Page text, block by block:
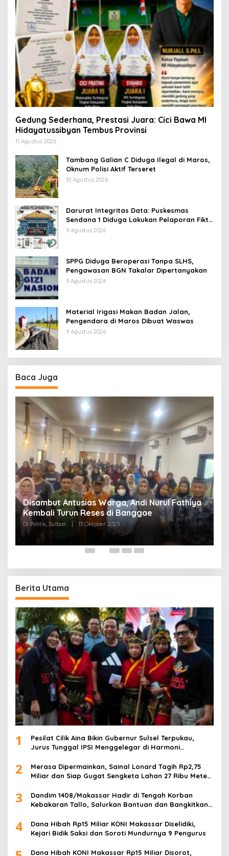
Gedung Sederhana, Prestasi Juara: Cici Bawa MI
Hidayatussibyan Tembus Provinsi
11 Agustus 2026
Tambang Galian C Diduga Ilegal di Maros,
Oknum Polisi Aktif Terseret
10 Agustus 2026
Darurat Integritas Data: Puskesmas
Sendana 1 Diduga Lakukan Pelaporan Fiktif
Cek Kesehatan Gratis Demi Kejar Target
9 Agustus 2026
SPPG Diduga Beroperasi Tanpa SLHS,
Pengawasan BGN Takalar Dipertanyakan
9 Agustus 2026
Material Irigasi Makan Badan Jalan,
Pengendara di Maros Dibuat Waswas
9 Agustus 2026
Baca Juga
Disambut Antusias Warga, Andi Nurul Fathiya
Kembali Turun Reses di Banggae
Di Politik, Sulbar 13 Oktober 2025
Berita Utama
1
Pesilat Cilik Aina Bikin Gubernur Sulsel Terpukau,
Jurus Tunggal IPSI Menggelegar di Harmoni
2
Merasa Dipermainkan, Sainal Lonard Tagih Rp2,75
Miliar dan Siap Gugat Sengketa Lahan 27 Ribu Meter
3
Dandim 1408/Makassar Hadir di Tengah Korban
Kebakaran Tallo, Salurkan Bantuan dan Bangkitkan
4
Dana Hibah Rp15 Miliar KONI Makassar Diselidiki,
Kejari Bidik Saksi dan Soroti Mundurnya 9 Pengurus
Dana Hibah KONI Makassar Rp15 Miliar Disorot,